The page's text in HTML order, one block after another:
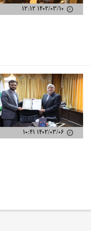
۱۴۰۲/۰۳/۱۰ ۱۲:۱۲
۱۴۰۲/۰۳/۰۶ ۱۰:۴۱